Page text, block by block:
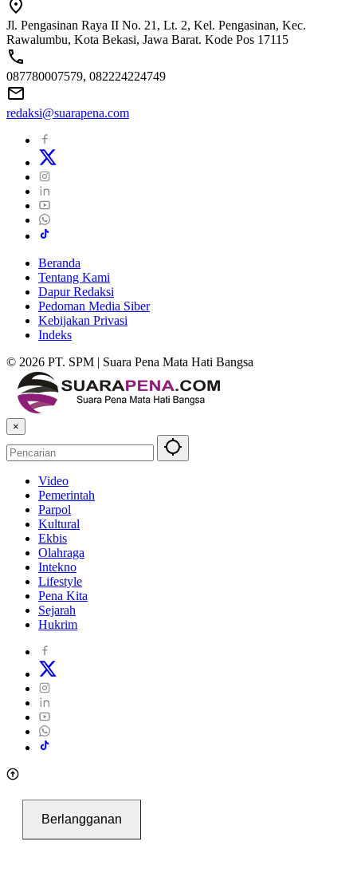
Jl. Pengasinan Raya II No. 21, Lt. 2, Kel. Pengasinan, Kec.
Rawalumbu, Kota Bekasi, Jawa Barat. Kode Pos 17115
087780007579, 082224224749
redaksi@suarapena.com
Beranda
Tentang Kami
Dapur Redaksi
Pedoman Media Siber
Kebijakan Privasi
Indeks
© 2026 PT. SPM | Suara Pena Mata Hati Bangsa
×
Video
Pemerintah
Parpol
Kultural
Ekbis
Olahraga
Intekno
Lifestyle
Pena Kita
Sejarah
Hukrim
Berlangganan